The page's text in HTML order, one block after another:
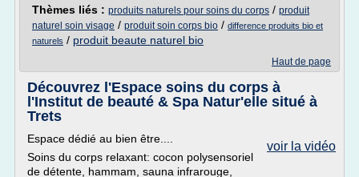
Thèmes liés : produits naturels pour soins du corps / produit
naturel soin visage / produit soin corps bio / difference produits bio et
naturels / produit beaute naturel bio
Haut de page
Découvrez l'Espace soins du corps à
l'Institut de beauté & Spa Natur'elle situé à
Trets
voir la vidéo
Espace dédié au bien être....
Soins du corps relaxant: cocon polysensoriel
de détente, hammam, sauna infrarouge,